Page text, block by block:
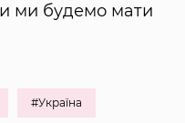
ми будемо мати
#Україна